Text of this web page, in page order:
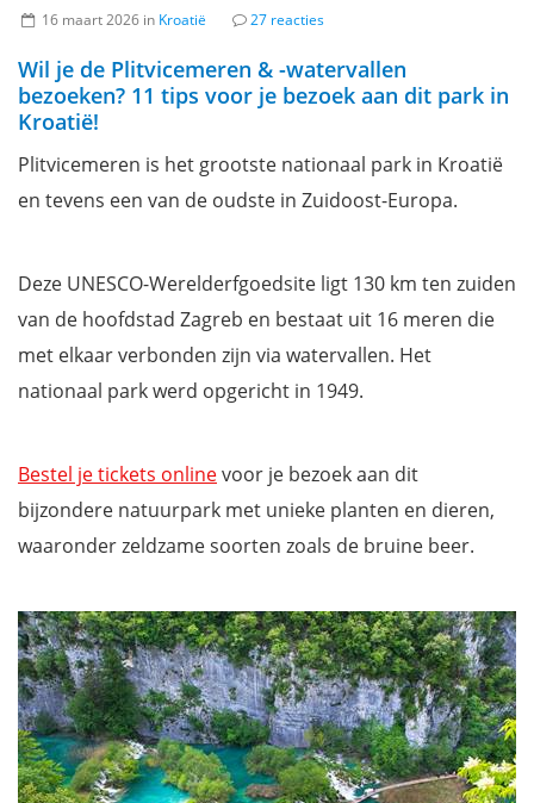
16 maart 2026 in Kroatië 27 reacties
Wil je de Plitvicemeren & -watervallen
bezoeken? 11 tips voor je bezoek aan dit park in
Kroatië!
Plitvicemeren is het grootste nationaal park in Kroatië
en tevens een van de oudste in Zuidoost-Europa.
Deze UNESCO-Werelderfgoedsite ligt 130 km ten zuiden
van de hoofdstad Zagreb en bestaat uit 16 meren die
met elkaar verbonden zijn via watervallen. Het
nationaal park werd opgericht in 1949.
Bestel je tickets onlinevoor je bezoek aan dit
bijzondere natuurpark met unieke planten en dieren,
waaronder zeldzame soorten zoals de bruine beer.